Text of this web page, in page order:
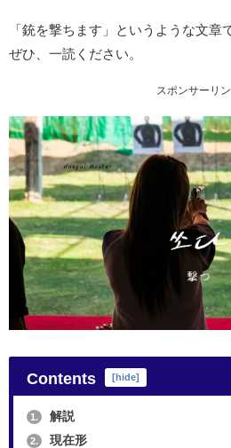
「銃を撃ちます」というような文章
ぜひ、一読ください。
スポンサーリ
Contents [hide]
1. 解説
2. 現在形